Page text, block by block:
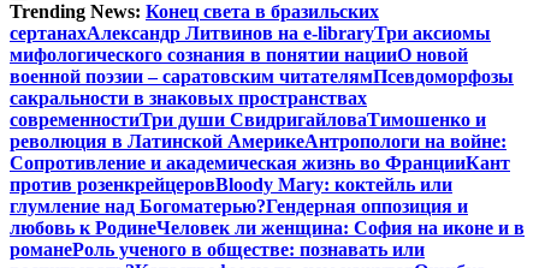
Trending News: Конец света в бразильских
сертанахАлександр Литвинов на e-libraryТри аксиомы
мифологического сознания в понятии нацииО новой
военной поэзии – саратовским читателямПсевдоморфозы
сакральности в знаковых пространствах
современностиТри души СвидригайловаТимошенко и
революция в Латинской АмерикеАнтропологи на войне:
Сопротивление и академическая жизнь во ФранцииКант
против розенкрейцеровBloody Mary: коктейль или
глумление над Богоматерью?Гендерная оппозиция и
любовь к РодинеЧеловек ли женщина: София на иконе и в
романеРоль ученого в обществе: познавать или